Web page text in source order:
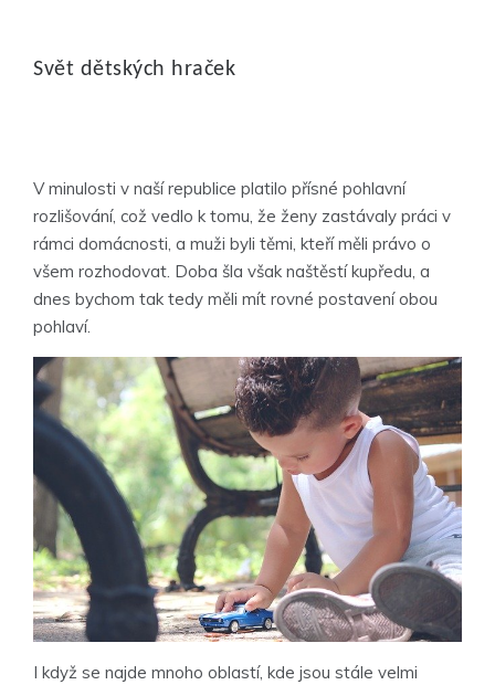
Svět dětských hraček
V minulosti v naší republice platilo přísné pohlavní
rozlišování, což vedlo k tomu, že ženy zastávaly práci v
rámci domácnosti, a muži byli těmi, kteří měli právo o
všem rozhodovat. Doba šla však naštěstí kupředu, a
dnes bychom tak tedy měli mít rovné postavení obou
pohlaví.
I když se najde mnoho oblastí, kde jsou stále velmi